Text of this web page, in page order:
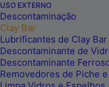
USO EXTERNO
Descontaminação
Clay Bar
Lubrificantes de Clay Bar
Descontaminante de
Descontaminante
Removedores de Piche
CLAY BAR